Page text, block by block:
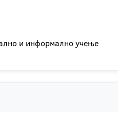
и информално учење